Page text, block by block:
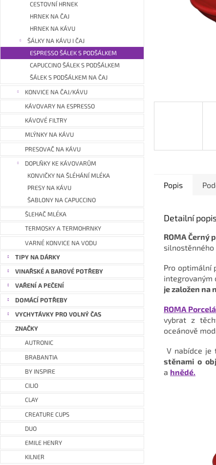
CESTOVNÍ HRNEK
HRNEK NA ČAJ
HRNEK NA KÁVU
ŠÁLKY NA KÁVU I ČAJ
ESPRESSO ŠÁLEK S PODŠÁLKEM
CAPUCCINO ŠÁLEK S PODŠÁLKEM
ŠÁLEK S PODŠÁLKEM NA ČAJ
KONVICE NA ČAJ/KÁVU
KÁVOVARY NA ESPRESSO
KÁVOVÉ FILTRY
MLÝNKY NA KÁVU
PRESOVAČ NA KÁVU
DOPLŇKY KE KÁVOVARŮM
KONVIČKY NA ŠLÉHÁNÍ MLÉKA
PRESY NA KÁVU
ŠABLONY NA CAPUCCINO
ŠLEHAČ MLÉKA
TERMOSKY A TERMOHRNKY
VARNÉ KONVICE NA VODU
TIPY NA DÁRKY
VINAŘSKÉ A BAROVÉ POTŘEBY
VAŘENÍ A PEČENÍ
DOMÁCÍ POTŘEBY
VYCHYTÁVKY PRO VOLNÝ ČAS
ZNAČKY
AUTRONIC
BRABANTIA
BY INSPIRE
CILIO
CLAY
CREATURE CUPS
DUO
EMILE HENRY
KILNER
Popis
Detailní
ROMA Černý
silnostěnného
Pro optimální
integrovaným
je založen na
ROMA
vybrat z
oceánově
V nabídce je
stěnami o
a hnědé.